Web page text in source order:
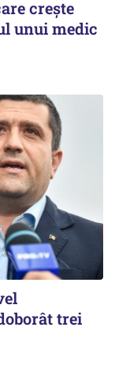
crește
unui medic
trei